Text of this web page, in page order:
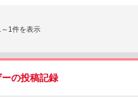
～1件を表示
の投稿記録